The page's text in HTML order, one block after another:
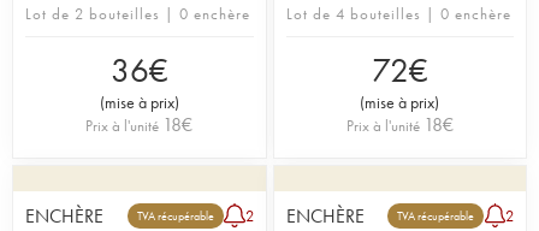
Lot de 2 bouteilles | 0 enchère
36€
(mise à prix)
Prix à l'unité 18€
Lot de 4 bouteilles | 0 enchère
72€
(mise à prix)
Prix à l'unité 18€
ENCHÈRE TVA récupérable 2 ENCHÈRE TVA récupérable 2